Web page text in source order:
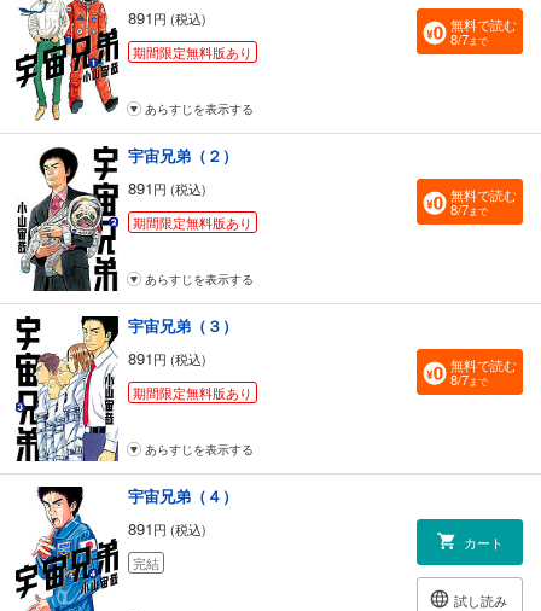
891円 (税込)
期間限定無料版あり
無料で読む
8/7まで
あらすじを表示する
宇宙兄弟（２）
891円 (税込)
期間限定無料版あり
無料で読む
8/7まで
あらすじを表示する
宇宙兄弟（３）
891円 (税込)
期間限定無料版あり
無料で読む
8/7まで
あらすじを表示する
宇宙兄弟（４）
891円 (税込)
完結
カート
試し読み